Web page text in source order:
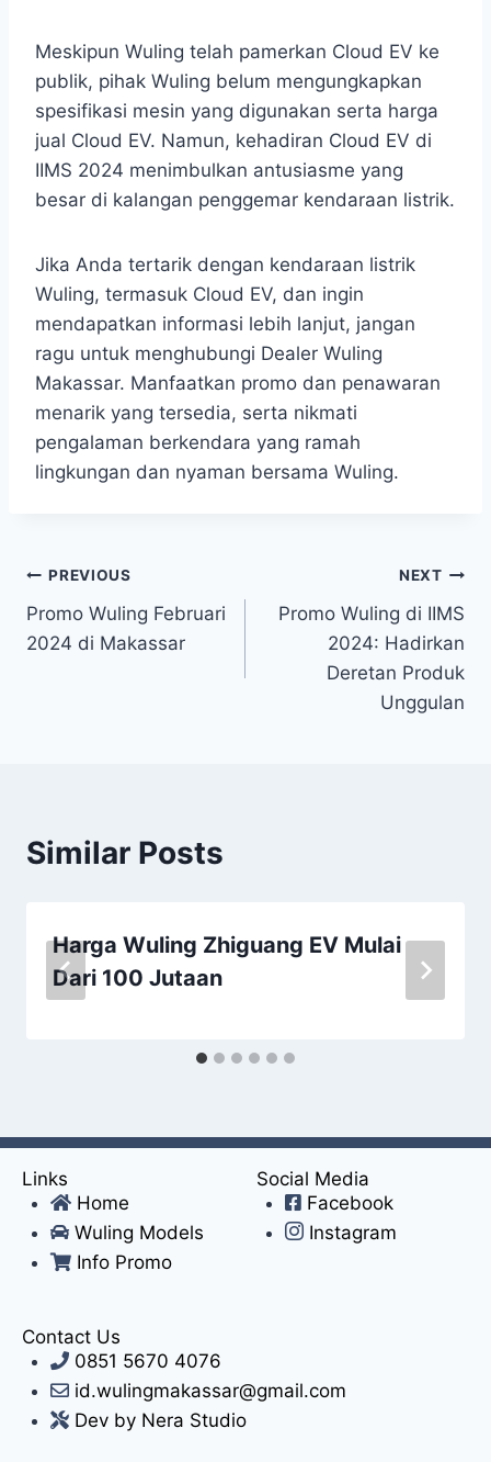
Meskipun Wuling telah pamerkan Cloud EV ke
publik, pihak Wuling belum mengungkapkan
spesifikasi mesin yang digunakan serta harga
jual Cloud EV. Namun, kehadiran Cloud EV di
IIMS 2024 menimbulkan antusiasme yang
besar di kalangan penggemar kendaraan listrik.
Jika Anda tertarik dengan kendaraan listrik
Wuling, termasuk Cloud EV, dan ingin
mendapatkan informasi lebih lanjut, jangan
ragu untuk menghubungi Dealer Wuling
Makassar. Manfaatkan promo dan penawaran
menarik yang tersedia, serta nikmati
pengalaman berkendara yang ramah
lingkungan dan nyaman bersama Wuling.
PREVIOUS
Promo Wuling Februari
2024 di Makassar
NEXT
Promo Wuling di IIMS
2024: Hadirkan
Deretan Produk
Unggulan
Similar Posts
Harga Wuling Zhiguang EV Mulai
Dari 100 Jutaan
Links
Home
Wuling Models
Info Promo
Social Media
Facebook
Instagram
Contact Us
0851 5670 4076
id.wulingmakassar@gmail.com
Dev by Nera Studio